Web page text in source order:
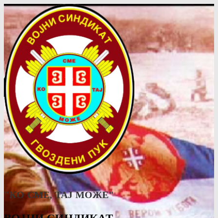
"КО СМЕ, ТАJ МОЖЕ"